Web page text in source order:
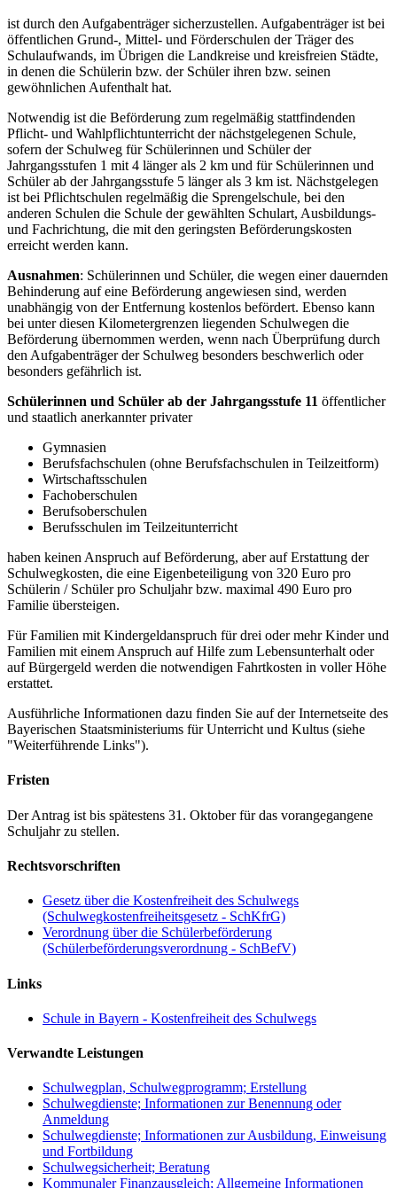
ist durch den Aufgabenträger sicherzustellen. Aufgabenträger ist bei
öffentlichen Grund-, Mittel- und Förderschulen der Träger des
Schulaufwands, im Übrigen die Landkreise und kreisfreien Städte,
in denen die Schülerin bzw. der Schüler ihren bzw. seinen
gewöhnlichen Aufenthalt hat.
Notwendig ist die Beförderung zum regelmäßig stattfindenden
Pflicht- und Wahlpflichtunterricht der nächstgelegenen Schule,
sofern der Schulweg für Schülerinnen und Schüler der
Jahrgangsstufen 1 mit 4 länger als 2 km und für Schülerinnen und
Schüler ab der Jahrgangsstufe 5 länger als 3 km ist. Nächstgelegen
ist bei Pflichtschulen regelmäßig die Sprengelschule, bei den
anderen Schulen die Schule der gewählten Schulart, Ausbildungs-
und Fachrichtung, die mit den geringsten Beförderungskosten
erreicht werden kann.
Ausnahmen: Schülerinnen und Schüler, die wegen einer dauernden
Behinderung auf eine Beförderung angewiesen sind, werden
unabhängig von der Entfernung kostenlos befördert. Ebenso kann
bei unter diesen Kilometergrenzen liegenden Schulwegen die
Beförderung übernommen werden, wenn nach Überprüfung durch
den Aufgabenträger der Schulweg besonders beschwerlich oder
besonders gefährlich ist.
Schülerinnen und Schüler ab der Jahrgangsstufe 11 öffentlicher
und staatlich anerkannter privater
Gymnasien
Berufsfachschulen (ohne Berufsfachschulen in Teilzeitform)
Wirtschaftsschulen
Fachoberschulen
Berufsoberschulen
Berufsschulen im Teilzeitunterricht
haben keinen Anspruch auf Beförderung, aber auf Erstattung der
Schulwegkosten, die eine Eigenbeteiligung von 320 Euro pro
Schülerin / Schüler pro Schuljahr bzw. maximal 490 Euro pro
Familie übersteigen.
Für Familien mit Kindergeldanspruch für drei oder mehr Kinder und
Familien mit einem Anspruch auf Hilfe zum Lebensunterhalt oder
auf Bürgergeld werden die notwendigen Fahrtkosten in voller Höhe
erstattet.
Ausführliche Informationen dazu finden Sie auf der Internetseite des
Bayerischen Staatsministeriums für Unterricht und Kultus (siehe
"Weiterführende Links").
Fristen
Der Antrag ist bis spätestens 31. Oktober für das vorangegangene
Schuljahr zu stellen.
Rechtsvorschriften
Gesetz über die Kostenfreiheit des Schulwegs
(Schulwegkostenfreiheitsgesetz - SchKfrG)
Verordnung über die Schülerbeförderung
(Schülerbeförderungsverordnung - SchBefV)
Links
Schule in Bayern - Kostenfreiheit des Schulwegs
Verwandte Leistungen
Schulwegplan, Schulwegprogramm; Erstellung
Schulwegdienste; Informationen zur Benennung oder
Anmeldung
Schulwegdienste; Informationen zur Ausbildung, Einweisung
und Fortbildung
Schulwegsicherheit; Beratung
Kommunaler Finanzausgleich; Allgemeine Informationen